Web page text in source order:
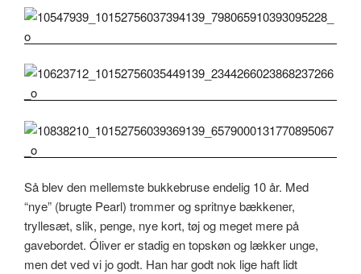
Så blev den mellemste bukkebruse endelig 10 år. Med
“nye” (brugte Pearl) trommer og spritnye bækkener,
tryllesæt, slik, penge, nye kort, tøj og meget mere på
gavebordet. Óliver er stadig en topskøn og lækker unge,
men det ved vi jo godt. Han har godt nok lige haft lidt